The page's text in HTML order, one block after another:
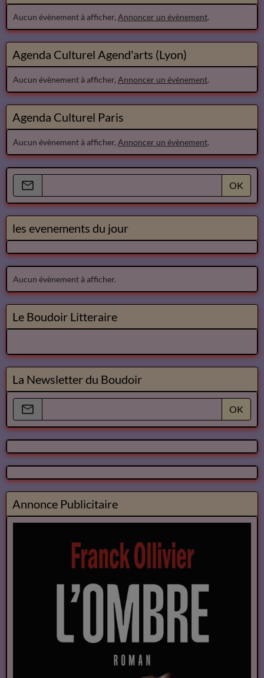
Aucun évènement à afficher, Annoncer un évènement.
Agenda Culturel Agend'arts (Lyon)
Aucun évènement à afficher, Annoncer un évènement.
Agenda Culturel Paris
Aucun évènement à afficher, Annoncer un évènement.
OK
les evenements du jour
Aucun évènement à afficher.
Le Boudoir Litteraire
La Newsletter du Boudoir
OK
Annonce Publicitaire